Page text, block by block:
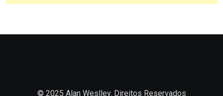
© 2025 Alan Weslley. Direitos Reservados